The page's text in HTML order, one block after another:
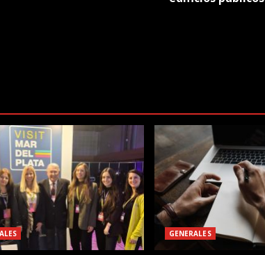
GENERALES